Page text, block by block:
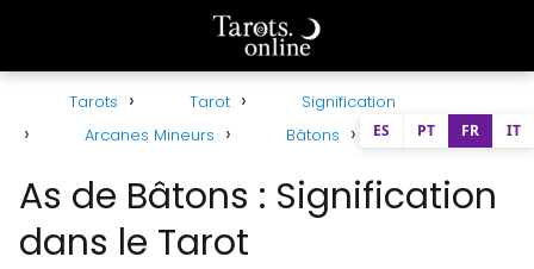
Tarots Tarot
Signification
Arcanes Mineurs
Bâtons As de Bâtons
As de Bâtons : Signification
dans le Tarot
ES PT FR IT